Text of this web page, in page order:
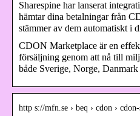
Sharespine har lanserat
hämtar dina betalningar från
stämmer av dem automatiskt i
CDON Marketplace är en
försäljning genom att nå till
både Sverige, Norge,
http s://mfn.se › beq › cdon ›